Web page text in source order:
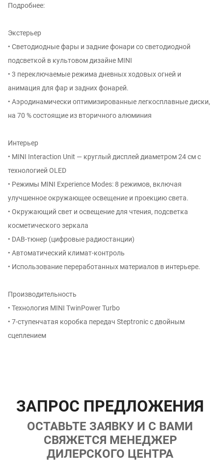
Подробнее:
Экстерьер
• Светодиодные фары и задние фонари со светодиодной
подсветкой в культовом дизайне MINI
• 3 переключаемые режима дневных ходовых огней и
анимация для фар и задних фонарей.
• Аэродинамически оптимизированные легкосплавные диски,
на 70 % состоящие из вторичного алюминия
Интерьер
• MINI Interaction Unit — круглый дисплей диаметром 24 см с
технологией OLED
• Режимы MINI Experience Modes: 8 режимов, включая
улучшенное окружающее освещение и проекцию света.
• Окружающий свет и освещение для чтения, подсветка
косметического зеркала
• DAB-тюнер (цифровые радиостанции)
• Автоматический климат-контроль
• Использование переработанных материалов в интерьере.
Производительность
• Технология MINI TwinPower Turbo
• 7-ступенчатая коробка передач Steptronic с двойным
сцеплением
ЗАПРОС ПРЕДЛОЖЕНИЯ
ОСТАВЬТЕ ЗАЯВКУ И С ВАМИ
СВЯЖЕТСЯ МЕНЕДЖЕР
ДИЛЕРСКОГО ЦЕНТРА